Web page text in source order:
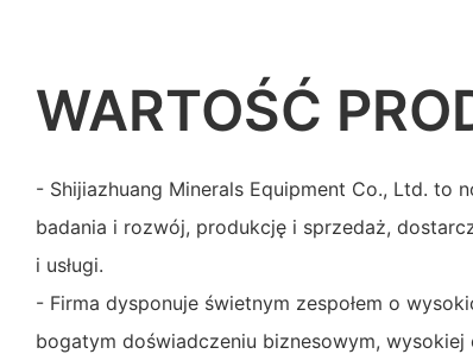
WARTOŚĆ
- Shijiazhuang Minerals Equipment Co., Ltd. to
badania i rozwój, produkcję i sprzedaż,
i usługi.
- Firma dysponuje świetnym zespołem o
bogatym doświadczeniu biznesowym,